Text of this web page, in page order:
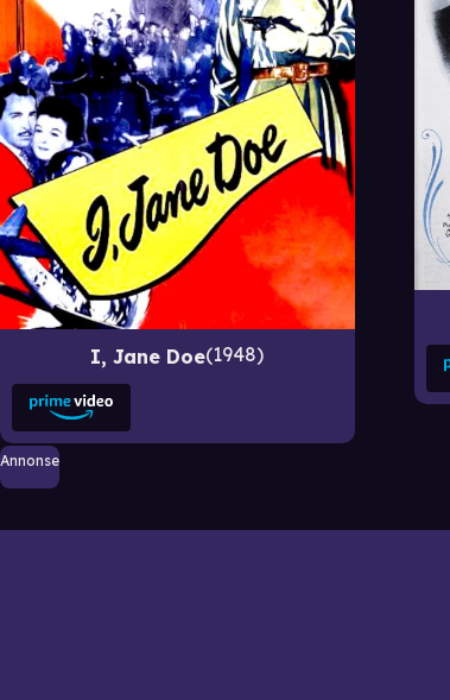
I, Jane Doe 1948
Annonse